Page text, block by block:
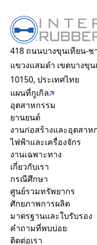
อุตสาหกรรม
ยานยนต์
งานก่อสร้างและอุตสาหก
ไฟฟ้าและเครื่องจักร
งานเฉพาะทาง
เกี่ยวกับเรา
กรณีศึกษา
ศักยภาพการผลิต
ความยั่งยืน
ศูนย์รวมทรัพยากร
คำถามที่พบบ่อย
ร่วมงานกับเรา
ติดต่อเรา
*
I have read
the Privacy
Recaptcha v2
418 ถนนบางขุนเทียน-ช
แขวงแสมดำ เขตบางขุ
10150, ประเทศไทย
แผนที่กูเกิล
อุตสาหกรรม
ยานยนต์
งานก่อสร้างและอุตสาห
ไฟฟ้าและเครื่องจักร
งานเฉพาะทาง
เกี่ยวกับเรา
กรณีศึกษา
ศูนย์รวมทรัพยากร
ศักยภาพการผลิต
มาตรฐานและใบรับรอง
คำถามที่พบบ่อย
ติดต่อเรา